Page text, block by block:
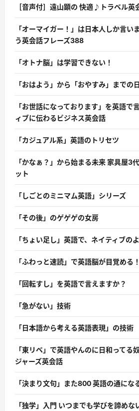
［音声付］遠山顕の 快適♪トラベル英
「オーマイガー！」は日本人しか言い
う英会話フレーズ388
「オトナ脳」は学習できない！
「おはよう」から「おやすみ」までの
「お世話になっております」を英語で
ィブに伝わるビジネス英会話
「カジュアル系」英語のトリセツ
「かなぁ？」から始まる未来 家具屋3
ット
「しごとのミニマム英語」シリーズ
「その後」のゲゲゲの女房
「ちょい足し」英語で、ネイティブの
「ふわっと速読」で英語脳が目覚める！
「回転すし」を英語で言えますか？
「急がない」技術
「日本語から考える英語表現」の技術
「東リベ」で英語やんのに日和ってる
ジャーズ英会話
「決まり文句」また800 英語の通にな
「独学」入門 いつまでも学びを諦めな